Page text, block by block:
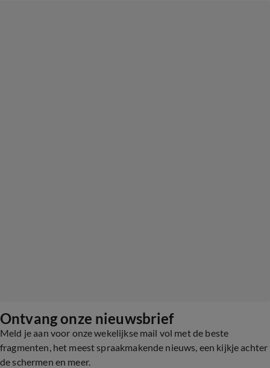
Ontvang onze nieuwsbrief
Meld je aan voor onze wekelijkse mail vol met de beste
fragmenten, het meest spraakmakende nieuws, een kijkje achter
de schermen en meer.